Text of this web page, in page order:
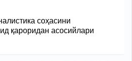
соҳасини
қароридан асосийлари